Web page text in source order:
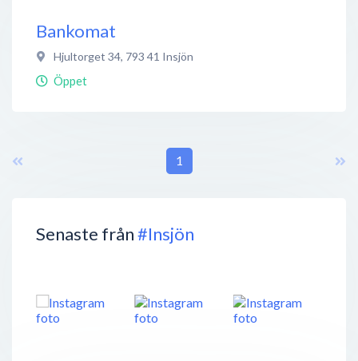
Senaste från#Insjön
Bankomat
Hjultorget 34, 793 41 Insjön
Öppet
1